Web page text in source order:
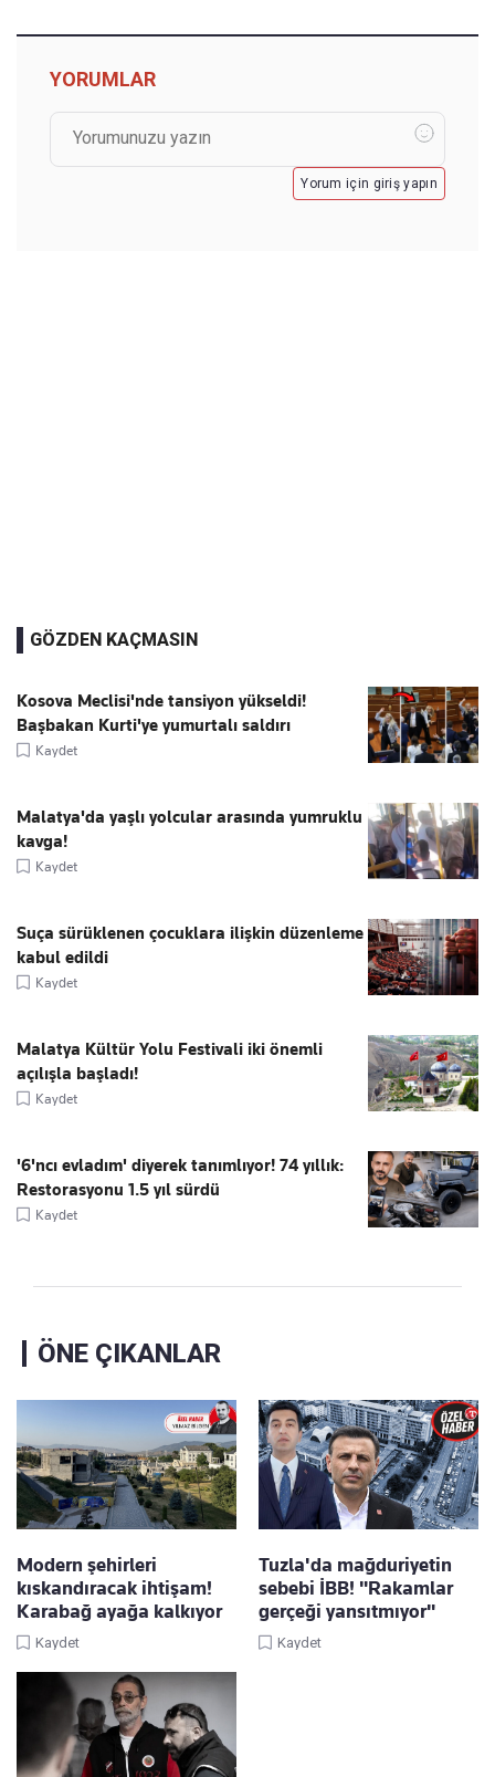
YORUMLAR
Yorum için giriş yapın
GÖZDEN KAÇMASIN
Kosova Meclisi'nde tansiyon yükseldi!
Başbakan Kurti'ye yumurtalı saldırı
Kaydet
Malatya'da yaşlı yolcular arasında yumruklu
kavga!
Kaydet
Suça sürüklenen çocuklara ilişkin düzenleme
kabul edildi
Kaydet
Malatya Kültür Yolu Festivali iki önemli
açılışla başladı!
Kaydet
'6'ncı evladım' diyerek tanımlıyor! 74 yıllık:
Restorasyonu 1.5 yıl sürdü
Kaydet
ÖNE ÇIKANLAR
Modern şehirleri
kıskandıracak ihtişam!
Karabağ ayağa kalkıyor
Kaydet
Tuzla'da mağduriyetin
sebebi İBB! "Rakamlar
gerçeği yansıtmıyor"
Kaydet